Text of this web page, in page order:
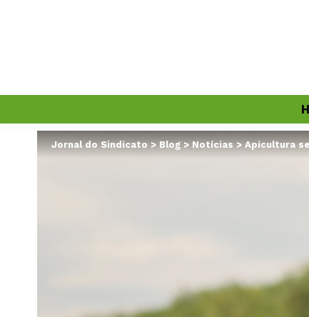
Jornal do Sindicato>Blog>Notícias>Apicultura